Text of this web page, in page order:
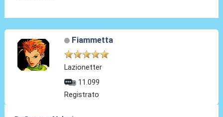
Fiammetta
Lazionetter
11.099
Registrato